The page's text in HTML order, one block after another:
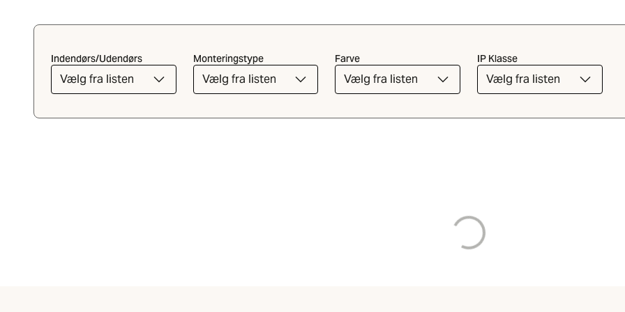
Indendørs/Udendørs
Vælg fra listen
Monteringstype
Vælg fra listen
Farve
Vælg fra listen
IP Klasse
Vælg fra listen